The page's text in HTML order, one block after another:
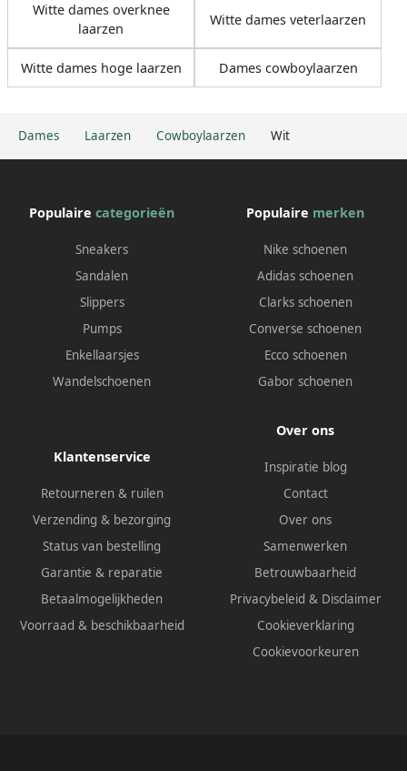
Dames Laarzen Cowboylaarzen Wit
Witte dames overknee
laarzen
Witte dames veterlaarzen
Witte dames hoge laarzen Dames cowboylaarzen
Populaire categorieën
Sneakers
Sandalen
Slippers
Pumps
Enkellaarsjes
Wandelschoenen
Populaire merken
Nike schoenen
Adidas schoenen
Clarks schoenen
Converse schoenen
Ecco schoenen
Gabor schoenen
Klantenservice
Retourneren & ruilen
Verzending & bezorging
Status van bestelling
Garantie & reparatie
Betaalmogelijkheden
Voorraad & beschikbaarheid
Over ons
Inspiratie blog
Contact
Over ons
Samenwerken
Betrouwbaarheid
Privacybeleid & Disclaimer
Cookieverklaring
Cookievoorkeuren